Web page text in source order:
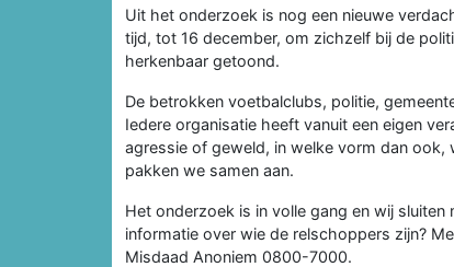
Uit het onderzoek is nog een nieuwe
tijd, tot 16 december, om zichzelf bij de
herkenbaar getoond.
De betrokken voetbalclubs, politie,
Iedere organisatie heeft vanuit een eigen
agressie of geweld, in welke vorm dan ook,
pakken we samen aan.
Het onderzoek is in volle gang en wij
informatie over wie de relschoppers zijn?
Misdaad Anoniem 0800-7000.